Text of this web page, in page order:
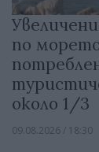
по
около 1/3
09.08.2026 / 18:30